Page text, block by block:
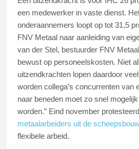
een medewerker in vaste dienst.
onderaannemers loopt op tot 31,5
FNV Metaal naar aanleiding van
van der Stel, bestuurder FNV
bewust op personeelskosten. Niet
uitzendkrachten lopen daardoor
worden collega’s concurrenten van
naar beneden moet zo snel
worden.” Eind november
metaalarbeiders uit de
flexibele arbeid.